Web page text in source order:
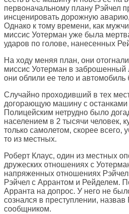
первоначальному плану Рэйчел
инсценировать дорожную
Однако к тому времени, как
миссис Уотерман уже была
ударов по голове, нанесенных
На ходу меняя план, они
миссис Уотерман в заброшенный
они облили ее тело и
Случайно проходивший в тех
догорающую машину с останками
Полицейским нетрудно было
населением в 2 тысячи человек,
только самолетом, скорее всего,
то из местных.
Роберт Клаус, один из местных
дружеских отношениях с
напряженных отношениях
Рэйчел с Аррантом и Рейделем.
Арранта на допрос. У него не
сознался в преступлении,
сообщником.